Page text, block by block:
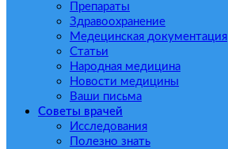
Препараты
Здравоохранение
Медецинская документация
Статьи
Народная медицина
Новости медицины
Ваши письма
Советы врачей
Исследования
Полезно знать